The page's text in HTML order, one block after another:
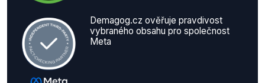
Demagog.cz ověřuje pravdivost
vybraného obsahu pro společnost
Meta